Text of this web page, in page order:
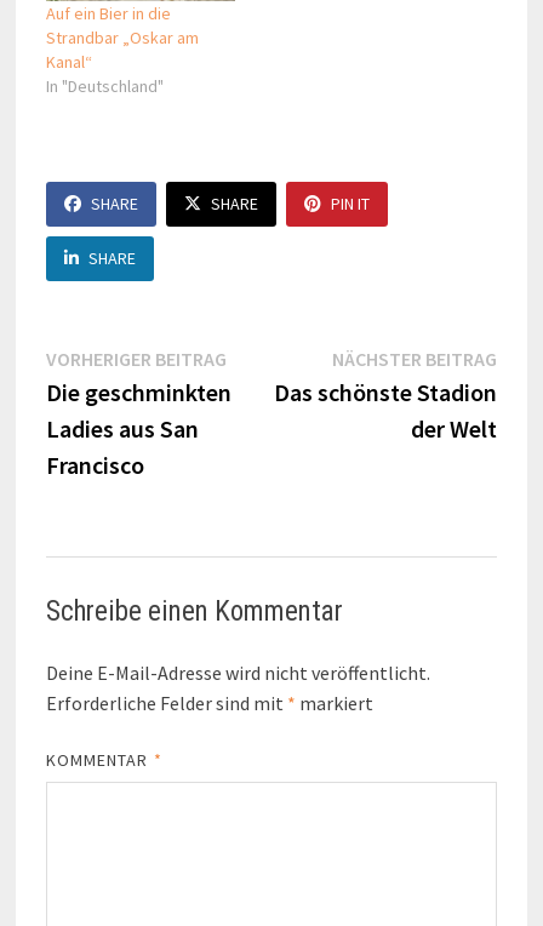
Auf ein Bier in die
Strandbar „Oskar am
Kanal“
In "Deutschland"
SHARE SHARE PIN IT
SHARE
Beitragsnavigation
VORHERIGER BEITRAGVorheriger
Beitrag:
Die geschminkten
Ladies aus San
Francisco
NÄCHSTER BEITRAG
Das schönste Stadion
der Welt
Schreibe einen Kommentar
Deine E-Mail-Adresse wird nicht veröffentlicht.
Erforderliche Felder sind mit * markiert
KOMMENTAR *